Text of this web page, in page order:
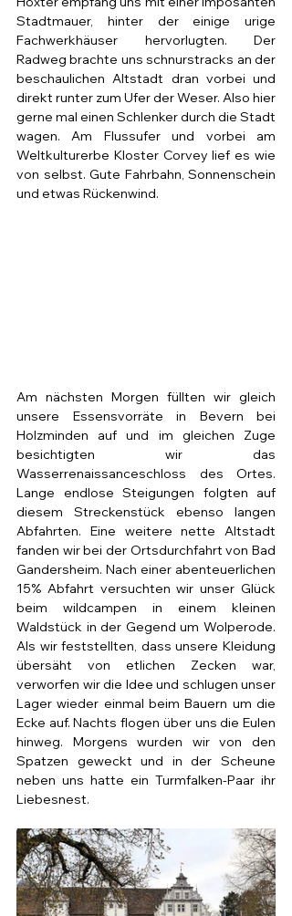
Stadtmauer, hinter der einige urige
Fachwerkhäuser hervorlugten. Der
Radweg brachte uns schnurstracks an der
beschaulichen Altstadt dran vorbei und
direkt runter zum Ufer der Weser. Also hier
gerne mal einen Schlenker durch die Stadt
wagen. Am Flussufer und vorbei am
Weltkulturerbe Kloster Corvey lief es wie
von selbst. Gute Fahrbahn, Sonnenschein
und etwas Rückenwind.
Am nächsten Morgen füllten wir gleich
unsere Essensvorräte in Bevern bei
Holzminden auf und im gleichen Zuge
besichtigten wir das
Wasserrenaissanceschloss des Ortes.
Lange endlose Steigungen folgten auf
diesem Streckenstück ebenso langen
Abfahrten. Eine weitere nette Altstadt
fanden wir bei der Ortsdurchfahrt von Bad
Gandersheim. Nach einer abenteuerlichen
15% Abfahrt versuchten wir unser Glück
beim wildcampen in einem kleinen
Waldstück in der Gegend um Wolperode.
Als wir feststellten, dass unsere Kleidung
übersäht von etlichen Zecken war,
verworfen wir die Idee und schlugen unser
Lager wieder einmal beim Bauern um die
Ecke auf. Nachts flogen über uns die Eulen
hinweg. Morgens wurden wir von den
Spatzen geweckt und in der Scheune
neben uns hatte ein Turmfalken-Paar ihr
Liebesnest.